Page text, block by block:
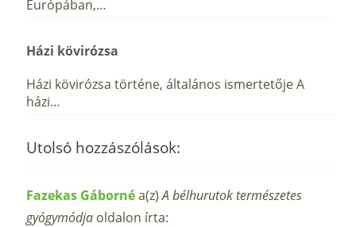
Európában,…
Házi kövirózsa
Házi kövirózsa történe, általános ismertetője A
házi…
Utolsó hozzászólások:
Fazekas Gábornéa(z)A bélhurutok természetes
gyógymódja oldalon írta: